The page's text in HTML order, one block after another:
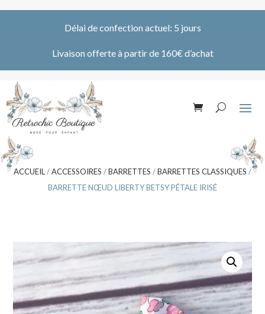
Délai de confection actuel: 5 jours
Livaison offerte à partir de 160€ d’achat
ACCUEIL /ACCESSOIRES /BARRETTES /BARRETTES CLASSIQUES /
BARRETTE NŒUD LIBERTY BETSY PÉTALE IRISÉ